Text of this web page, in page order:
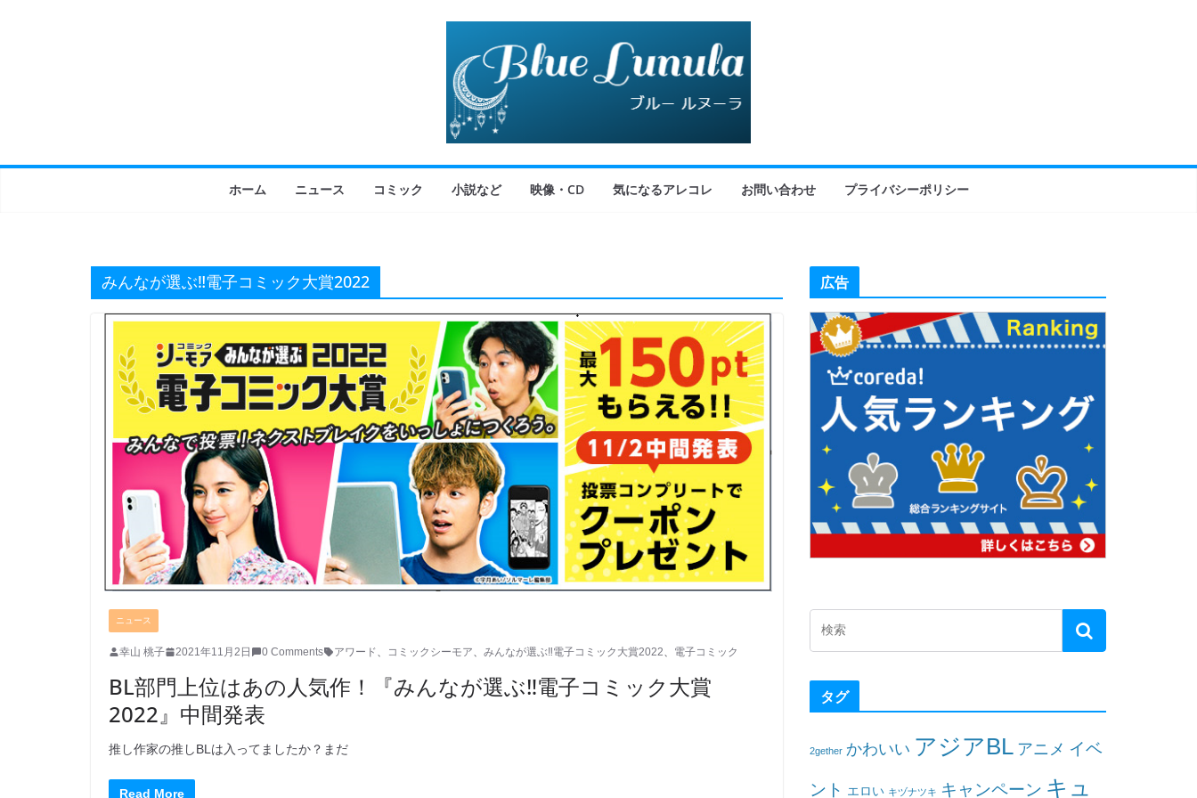
ホーム ニュース コミック 小説など 映像・CD 気になるアレコレ お問い合わせ プライバシーポリシー
みんなが選ぶ‼電子コミック大賞2022
ニュース
幸山 桃子 2021年11月2日 0 Comments アワード コミックシーモア みんなが選ぶ‼電子コミック大賞2022 電子コミック
BL部門上位はあの人気作！『みんなが選ぶ‼電子コミック大賞
2022』中間発表
推し作家の推しBLは入ってましたか？まだ
Read More
広告
タグ
2gether かわいい アジアBL アニメ イベ
ント エロい キヅナツキ キャンペーン キュ